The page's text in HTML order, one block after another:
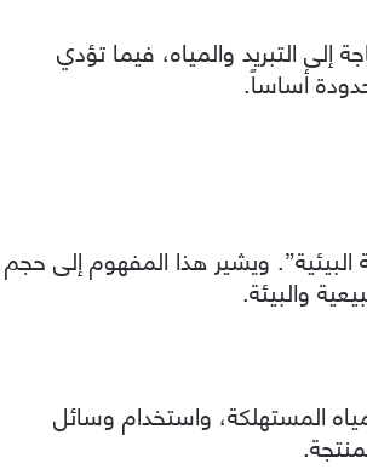
إلى التبريد والمياه، فيما تؤدي
أساساً.
ويشير هذا المفهوم إلى حجم
والبيئة.
المستهلكة، واستخدام وسائل